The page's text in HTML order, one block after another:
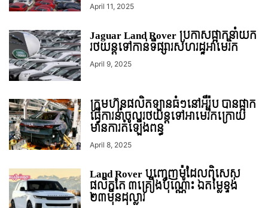
April 11, 2025
Jaguar Land Rover ប្រកាសផ្អាកនាំយក
រថយន្តទៅកាន់ទីផ្សារសហរដ្ឋអាមេរិក
April 9, 2025
ក្រុមហ៊ុនផលិតឡានធំៗនៅអឺរ៉ុប បានផ្អាក
ធ្វើការនាំចូលរថយន្ដទៅអាមេរិកក្រោយ
មានការតំឡើងពន្ធ
April 8, 2025
Land Rover បញ្ចេញម៉ូដែលពិសេស
ផលិតតែ ៣គ្រឿងប៉ុណ្ណោះ ឯតម្លៃខ្ទង់
២៣មុឺនដុល្លារ